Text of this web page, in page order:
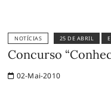
NOTÍCIAS 25 DE ABRIL
Concurso
02-Mai-2010